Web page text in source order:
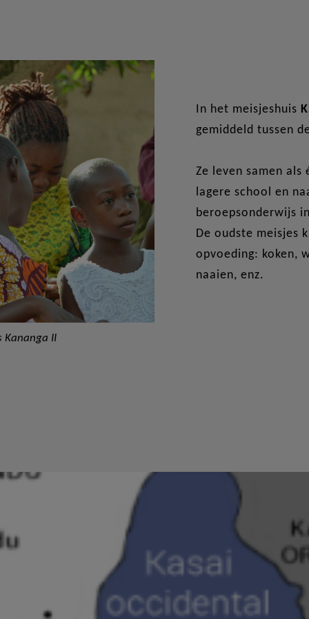
Kananga II
In het meisjeshuis
gemiddeld tussen
Ze leven samen
lagere school en
beroepsonderwijs
De oudste meisjes
opvoeding: koken,
naaien, enz.